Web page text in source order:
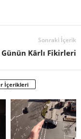
Sonraki İçerik
Günün Kârlı Fikirleri
İçerikleri